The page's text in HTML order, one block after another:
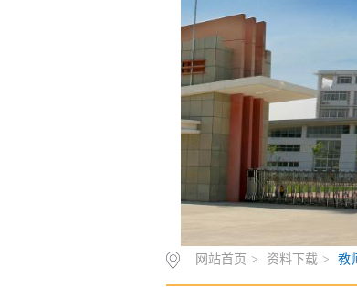
网站首页 > 资料下载 > 教